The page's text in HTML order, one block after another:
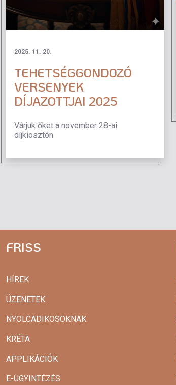
2025. 11. 20.
TEHETSÉGGONDOZÓ
VERSENYEK
DÍJAZOTTJAI 2025
Várjuk őket a november 28-ai
díjkiosztón
FRISS
HÍREK
ÜZENETEK
NYOLCADIKOSOKNAK
KRÉTA
APPLIKÁCIÓK
E-ÜGYINTÉZÉS